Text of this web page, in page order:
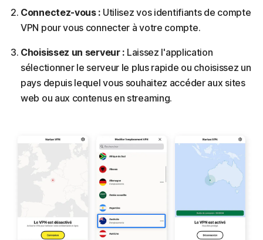
Connectez-vous : Utilisez vos identifiants de compte
VPN pour vous connecter à votre compte.
Choisissez un serveur : Laissez l'application
sélectionner le serveur le plus rapide ou choisissez un
pays depuis lequel vous souhaitez accéder aux sites
web ou aux contenus en streaming.